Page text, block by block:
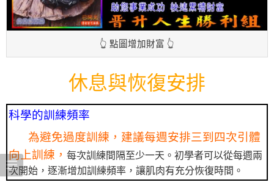
👆 點圖增加財富 👆
休息與恢復安排
科學的訓練頻率
為避免過度訓練，建議每週安排三到四次引體
向上訓練， 每次訓練間隔至少一天。初學者可以從每週兩
次開始，逐漸增加訓練頻率，讓肌肉有充分恢復時間。